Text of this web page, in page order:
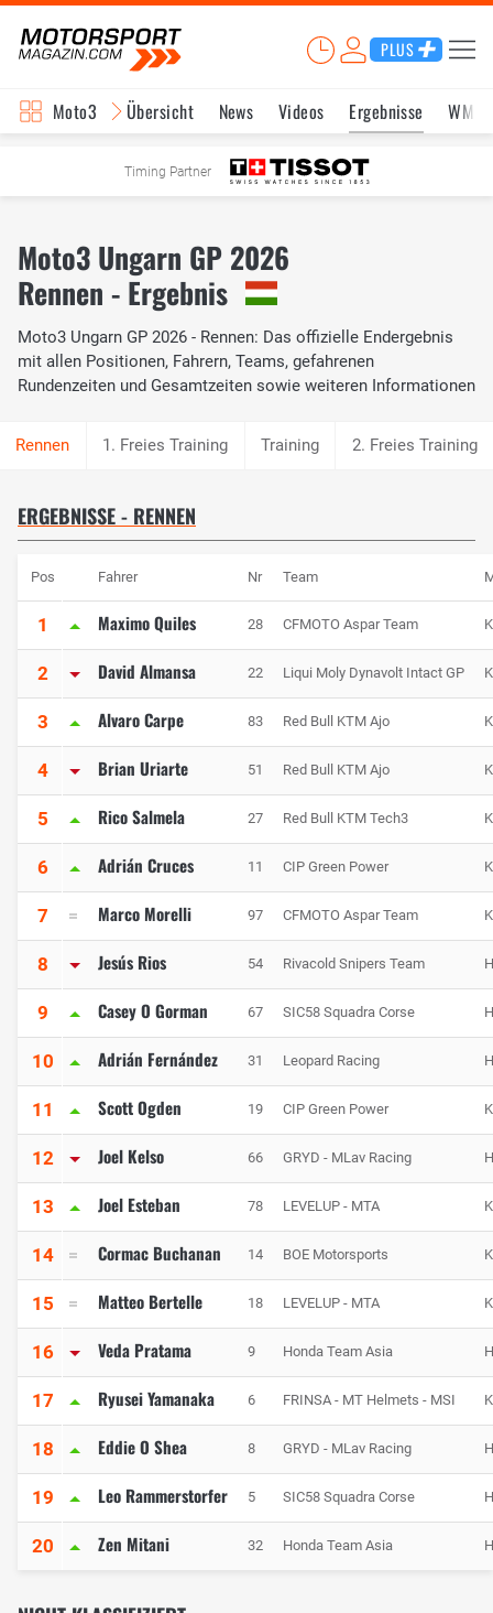
PLUS
Moto3 Übersicht News Videos Ergebnisse WM-
Timing Partner
Moto3 Ungarn GP 2026
Rennen - Ergebnis
Moto3 Ungarn GP 2026 - Rennen: Das offizielle Endergebnis
mit allen Positionen, Fahrern, Teams, gefahrenen
Rundenzeiten und Gesamtzeiten sowie weiteren Informationen
1. Freies Training Training 2. Freies Training
ERGEBNISSE - RENNEN
Pos Fahrer Nr Team
1 Maximo Quiles 28 CFMOTO Aspar Team
2 David Almansa 22 Liqui Moly Dynavolt Intact GP
3 Alvaro Carpe 83 Red Bull KTM Ajo
4 Brian Uriarte 51 Red Bull KTM Ajo
5 Rico Salmela 27 Red Bull KTM Tech3
6 Adrián Cruces 11 CIP Green Power
7 Marco Morelli 97 CFMOTO Aspar Team
8 Jesús Rios 54 Rivacold Snipers Team
9 Casey O Gorman 67 SIC58 Squadra Corse
10 Adrián Fernández 31 Leopard Racing
11 Scott Ogden 19 CIP Green Power
12 Joel Kelso 66 GRYD - MLav Racing
13 Joel Esteban 78 LEVELUP - MTA
14 Cormac Buchanan 14 BOE Motorsports
15 Matteo Bertelle 18 LEVELUP - MTA
16 Veda Pratama 9 Honda Team Asia
17 Ryusei Yamanaka 6 FRINSA - MT Helmets - MSI
18 Eddie O Shea 8 GRYD - MLav Racing
19 Leo Rammerstorfer 5 SIC58 Squadra Corse
20 Zen Mitani 32 Honda Team Asia